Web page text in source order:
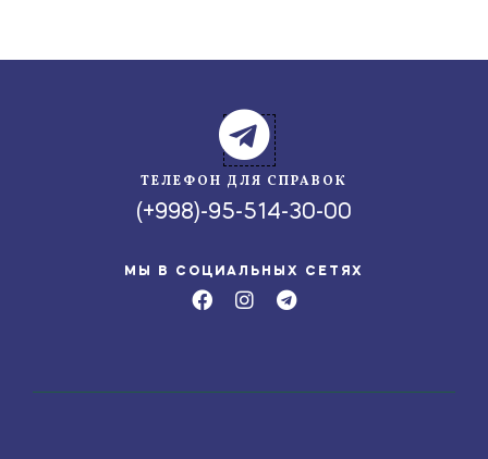
ТЕЛЕФОН ДЛЯ СПРАВОК
(+998)-95-514-30-00
МЫ В СОЦИАЛЬНЫХ СЕТЯХ